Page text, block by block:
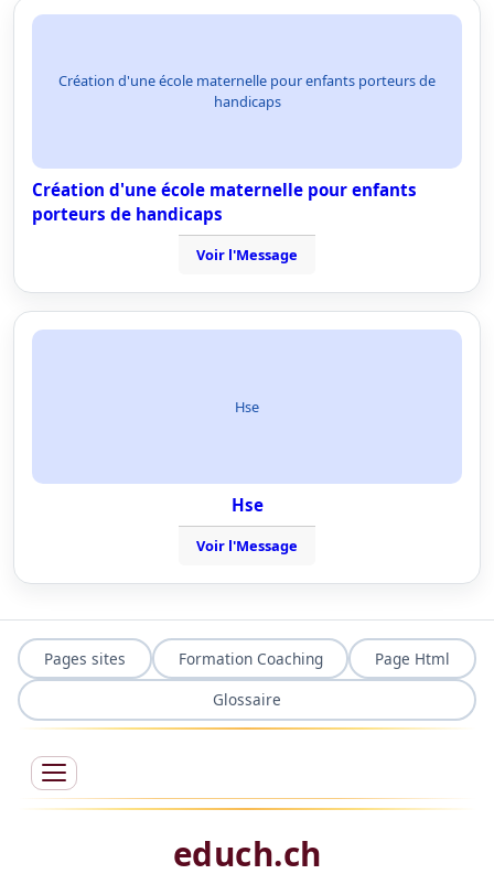
Création d'une école maternelle pour enfants porteurs de
handicaps
Création d'une école maternelle pour enfants
porteurs de handicaps
Voir l'Message
Hse
Hse
Voir l'Message
Pages sites Formation Coaching
Page Html
Glossaire
educh.ch